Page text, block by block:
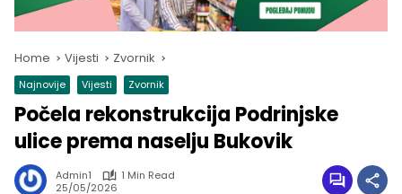
Home Vijesti Zvornik
Najnovije Vijesti Zvornik
Počela rekonstrukcija Podrinjske
ulice prema naselju Bukovik
Admin1
1 Min Read
25/05/2026